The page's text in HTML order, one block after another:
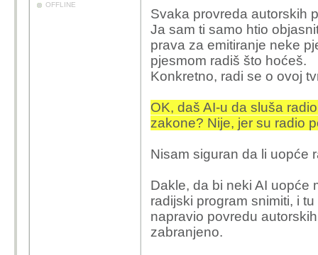
OFFLINE
Svaka provreda autorskih
Ja sam ti samo htio
prava za emitiranje neke
pjesmom radiš što hoćeš.
Konkretno, radi se o ovoj
OK, daš AI-u da sluša
zakone? Nije, jer su radio
Nisam siguran da li uopće
Dakle, da bi neki AI uopće
radijski program snimiti, i
napravio povredu
zabranjeno.